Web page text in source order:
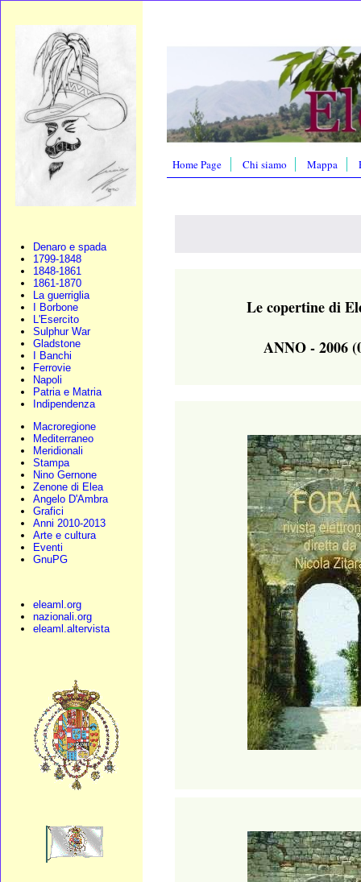
Denaro e spada
1799-1848
1848-1861
1861-1870
La guerriglia
I Borbone
L'Esercito
Sulphur War
Gladstone
I Banchi
Ferrovie
Napoli
Patria e Matria
Indipendenza
Macroregione
Mediterraneo
Meridionali
Stampa
Nino Gernone
Zenone di Elea
Angelo D'Ambra
Grafici
Anni 2010-2013
Arte e cultura
Eventi
GnuPG
eleaml.org
nazionali.org
eleaml.altervista
Home Page Chi siamo Mappa
Le copertine di
ANNO - 2006